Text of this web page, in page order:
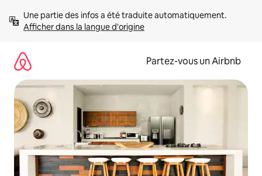
directement
Afficher dans la langue d'origine
Partez-vous un Airbnb